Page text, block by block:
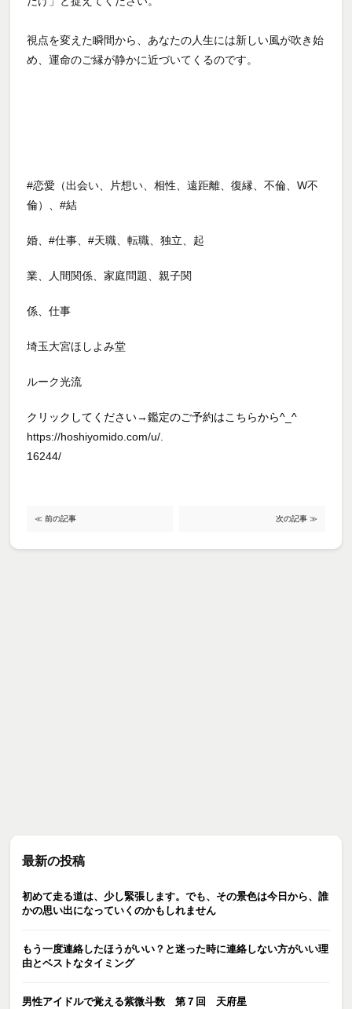
視点を変えた瞬間から、あなたの人生には新しい風が吹き始
め、運命のご縁が静かに近づいてくるのです。
#恋愛（出会い、片想い、相性、遠距離、復縁、不倫、W不
倫）、#結
婚、#仕事、#天職、転職、独立、起
業、人間関係、家庭問題、親子関
係、仕事
埼玉大宮ほしよみ堂
ルーク光流
クリックしてください→鑑定のご予約はこちらから^_^
https://hoshiyomido.com/u/.
16244/
≪ 前の記事 次の記事 ≫
最新の投稿
初めて走る道は、少し緊張します。でも、その景色は今日から、誰
かの思い出になっていくのかもしれません
もう一度連絡したほうがいい？と迷った時に連絡しない方がいい理
由とベストなタイミング
男性アイドルで覚える紫微斗数 第７回 天府星